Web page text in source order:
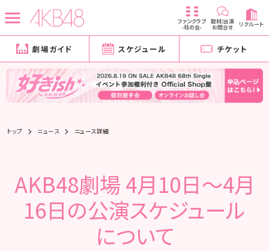
ファンクラブ
-柱の会-
取材/出演
お問合せ リクルート
劇場ガイド スケジュール チケット
トップ ニュース ニュース詳細
AKB48劇場 4月10日〜4月
16日の公演スケジュール
について